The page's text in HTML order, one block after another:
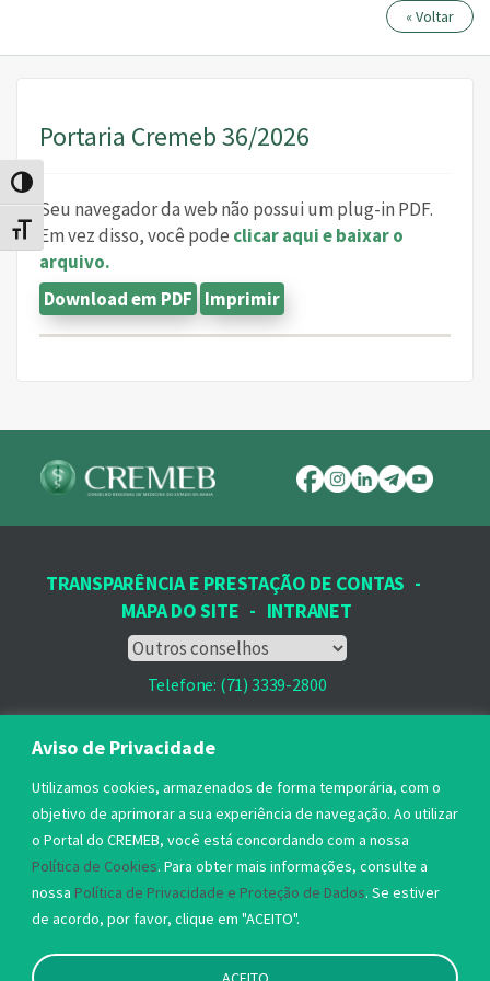
Aviso de Privacidade
Utilizamos cookies, armazenados de forma temporária, com o
objetivo de aprimorar a sua experiência de navegação. Ao utilizar
o Portal do CREMEB, você está concordando com a nossa
Política de Cookies. Para obter mais informações, consulte a
nossa Política de Privacidade e Proteção de Dados. Se estiver
de acordo, por favor, clique em "ACEITO".
Alternar alto contraste
Alternar tamanho da fonte
« Voltar
Portaria Cremeb 36/2026
Seu navegador da web não possui um plug-in PDF.
Em vez disso, você pode clicar aqui e baixar o
arquivo.
Download em PDF Imprimir
Telefone: (71) 3339-2800
Email: protocolo@cremeb.org.br
Rua Dr. José Peroba, 251 - Stiep,
Salvador, BA - CEP: 41.770-235,
Horário de Atendimento: 8h às 17h
TRANSPARÊNCIA E PRESTAÇÃO DE CONTAS -
MAPA DO SITE - INTRANET